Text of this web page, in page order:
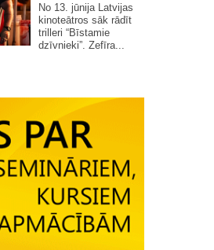
No 13. jūnija Latvijas
kinoteātros sāk rādīt
trilleri “Bīstamie
dzīvnieki”. Zefīra...